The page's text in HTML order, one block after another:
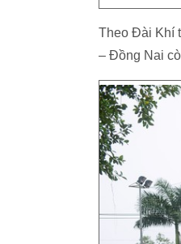
Theo Đài Khí
– Đồng Nai